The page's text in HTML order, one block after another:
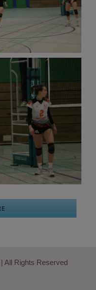
All Rights Reserved